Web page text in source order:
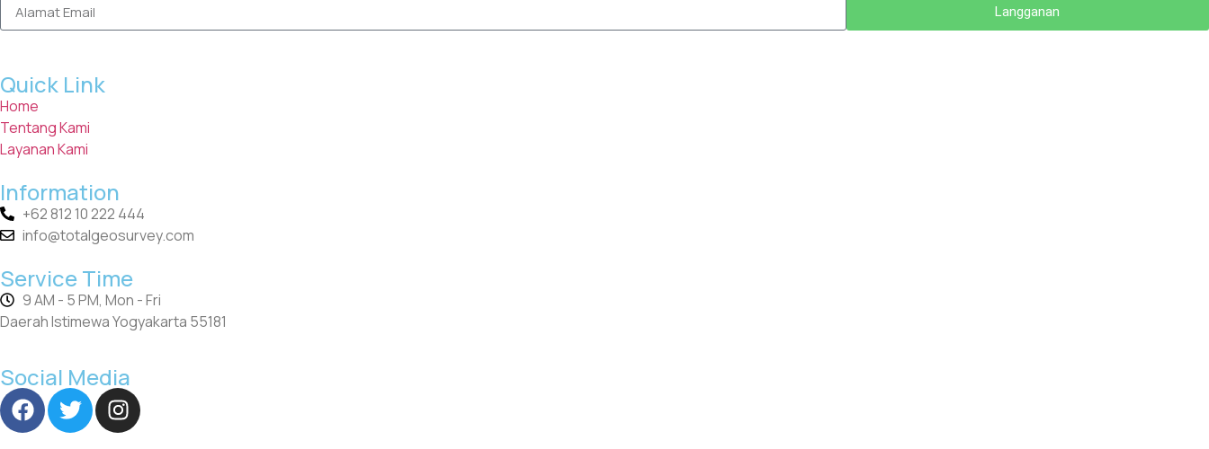
Langganan
Quick Link
Home
Tentang Kami
Layanan Kami
Information
+62 812 10 222 444
info@totalgeosurvey.com
Service Time
9 AM - 5 PM, Mon - Fri
Daerah Istimewa Yogyakarta 55181
Social Media